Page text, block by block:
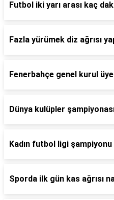
Futbol iki yarı arası kaç
Fazla yürümek diz ağrısı
Fenerbahçe genel kurul
Dünya kulüpler
Kadın futbol ligi
Sporda ilk gün kas ağrısı